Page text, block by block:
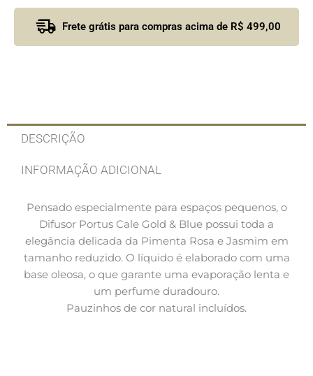
Frete grátis para compras acima de R$ 499,00
DESCRIÇÃO
INFORMAÇÃO ADICIONAL
Pensado especialmente para espaços pequenos, o
Difusor Portus Cale Gold & Blue possui toda a
elegância delicada da Pimenta Rosa e Jasmim em
tamanho reduzido. O líquido é elaborado com uma
base oleosa, o que garante uma evaporação lenta e
um perfume duradouro.
Pauzinhos de cor natural incluídos.